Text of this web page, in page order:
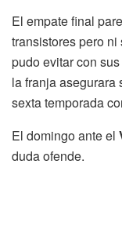
El empate final
transistores pero
pudo evitar con
la franja asegurara
sexta temporada
El domingo ante el
duda ofende.